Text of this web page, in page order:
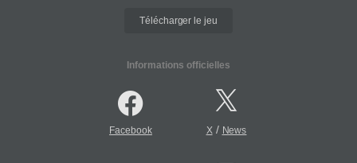
Télécharger le jeu
Informations officielles
Facebook X/ News